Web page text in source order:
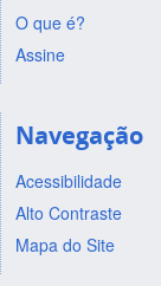
O que é?
Assine
Navegação
Acessibilidade
Alto Contraste
Mapa do Site